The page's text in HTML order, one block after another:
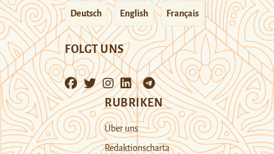
Deutsch English Français
FOLGT UNS
RUBRIKEN
Über uns
Redaktionscharta